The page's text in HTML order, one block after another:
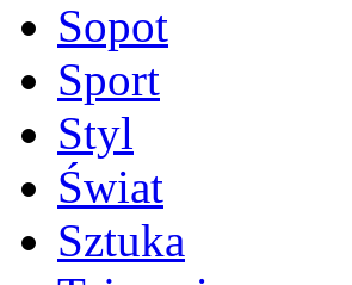
Sopot
Sport
Styl
Świat
Sztuka